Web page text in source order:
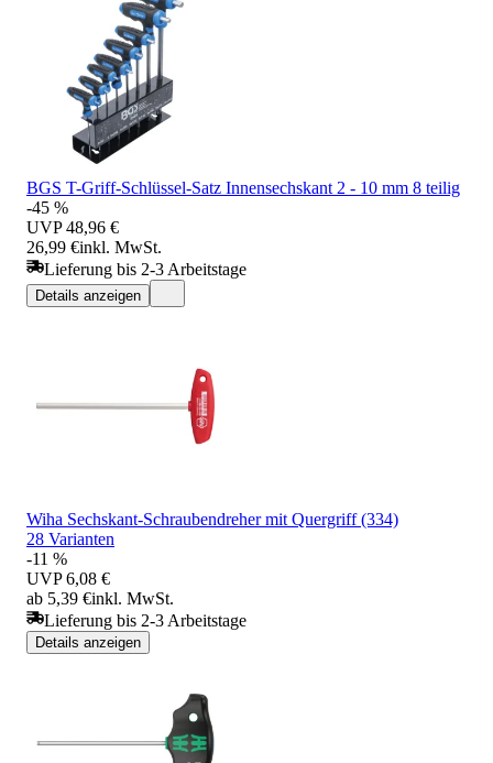
BGS T-Griff-Schlüssel-Satz Innensechskant 2 - 10 mm 8 teilig
-45 %
UVP 48,96 €
26,99 €inkl. MwSt.
Lieferung bis 2-3 Arbeitstage
Details anzeigen
Wiha Sechskant-Schraubendreher mit Quergriff (334)
28 Varianten
-11 %
UVP 6,08 €
ab 5,39 €inkl. MwSt.
Lieferung bis 2-3 Arbeitstage
Details anzeigen